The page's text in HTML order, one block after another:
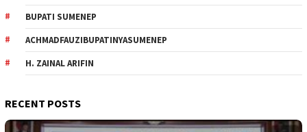
BUPATI SUMENEP
ACHMADFAUZIBUPATINYASUMENEP
H. ZAINAL ARIFIN
RECENT POSTS